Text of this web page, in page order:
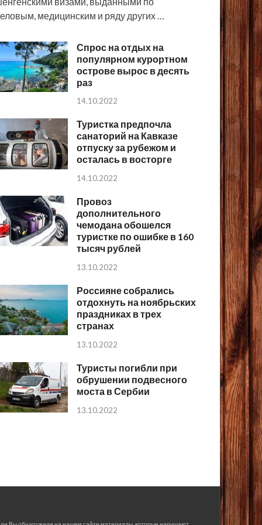
медицинским и ряду других …
Спрос на отдых на
популярном курортном
острове вырос в десять
раз
14.10.2022
Туристка предпочла
санаторий на Кавказе
отпуску за рубежом и
осталась в восторге
14.10.2022
Провоз
дополнительного
чемодана обошелся
туристке по ошибке в 160
тысяч рублей
13.10.2022
Россияне собрались
отдохнуть на ноябрьских
праздниках в трех
странах
13.10.2022
Туристы погибли при
обрушении подвесного
моста в Сербии
13.10.2022